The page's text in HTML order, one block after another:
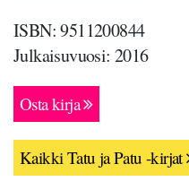
ISBN: 9511200844
Julkaisuvuosi: 2016
Osta kirja
Kaikki Tatu ja Patu -kirjat